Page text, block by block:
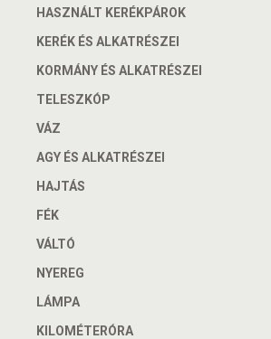
HASZNÁLT KERÉKPÁROK
KERÉK ÉS ALKATRÉSZEI
KORMÁNY ÉS ALKATRÉSZEI
TELESZKÓP
VÁZ
AGY ÉS ALKATRÉSZEI
HAJTÁS
FÉK
VÁLTÓ
NYEREG
LÁMPA
KILOMÉTERÓRA